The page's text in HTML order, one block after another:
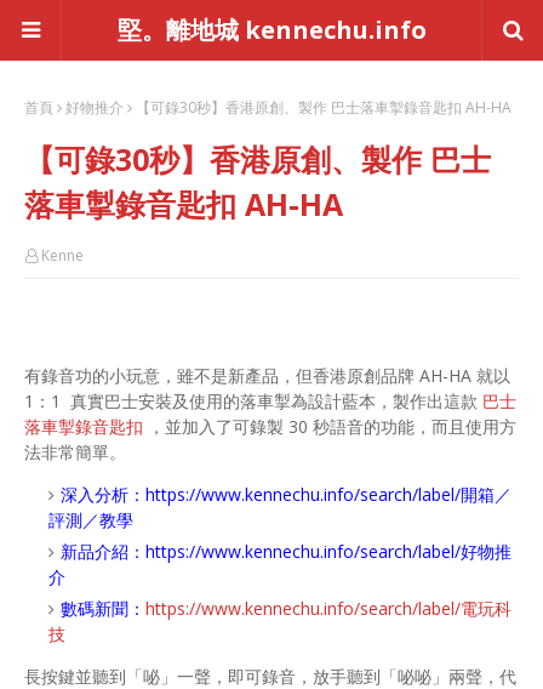
堅。離地城 kennechu.info
首頁 好物推介 【可錄30秒】香港原創、製作 巴士落車掣錄音匙扣 AH-HA
【可錄30秒】香港原創、製作 巴士
落車掣錄音匙扣 AH-HA
Kenne
有錄音功的小玩意，雖不是新產品，但香港原創品牌 AH-HA 就以
1：1 真實巴士安裝及使用的落車掣為設計藍本，製作出這款 巴士
落車掣錄音匙扣 ，並加入了可錄製 30 秒語音的功能，而且使用方
法非常簡單。
深入分析： https://www.kennechu.info/search/label/開箱／
評測／教學
新品介紹： https://www.kennechu.info/search/label/好物推
介
數碼新聞： https://www.kennechu.info/search/label/電玩科
技
長按鍵並聽到「咇」一聲，即可錄音，放手聽到「咇咇」兩聲，代